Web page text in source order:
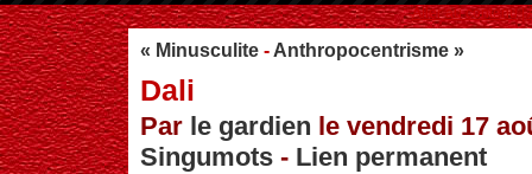
Aller au contenu|
« Minusculite - Anthropocentrisme »
Dali
Par le gardien le vendredi 17
Singumots - Lien permanent